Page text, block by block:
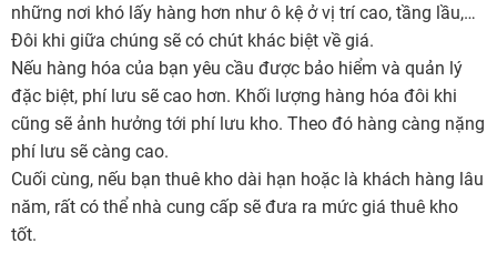
những nơi khó lấy hàng hơn như ô kệ ở vị trí cao, tầng lầu,…
Đôi khi giữa chúng sẽ có chút khác biệt về giá.
Nếu hàng hóa của bạn yêu cầu được bảo hiểm và quản lý
đặc biệt, phí lưu sẽ cao hơn. Khối lượng hàng hóa đôi khi
cũng sẽ ảnh hưởng tới phí lưu kho. Theo đó hàng càng nặng
phí lưu sẽ càng cao.
Cuối cùng, nếu bạn thuê kho dài hạn hoặc là khách hàng lâu
năm, rất có thể nhà cung cấp sẽ đưa ra mức giá thuê kho
tốt.